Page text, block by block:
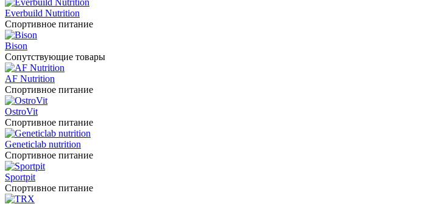
Everbuild Nutrition
Спортивное питание
Bison
Сопутствующие товары
AF Nutrition
Спортивное питание
OstroVit
Спортивное питание
Geneticlab nutrition
Спортивное питание
Sportpit
Спортивное питание